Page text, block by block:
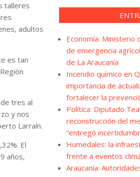
talleres
adultos
es tan
tres al
y nos
Larraín.
El
años,
Economía: Ministerio
de emergencia
de La Araucanía
Incendio químico en
importancia de
fortalecer la
Política: Diputado
reconstrucción del
“entregó
Humedales: la
frente a eventos
Araucanía: